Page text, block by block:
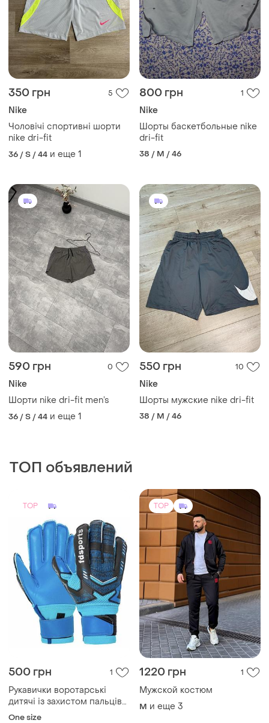
350 грн 5
Nike
Чоловічі спортивні шорти
nike dri-fit
36 / S / 44 и еще 1
800 грн 1
Nike
Шорты баскетбольные nike
dri-fit
38 / M / 46
590 грн 0
Nike
Шорти nike dri-fit men’s
36 / S / 44 и еще 1
550 грн 10
Nike
Шорты мужские nike dri-fit
38 / M / 46
ТОП объявлений
TOP
500 грн 1
Рукавички воротарські
дитячі із захистом пальців
fdsport fb-882b розмір 6
One size
TOP
1220 грн 1
Мужской костюм
M и еще 3